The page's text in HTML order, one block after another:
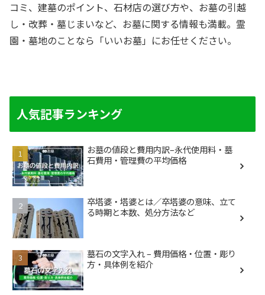
コミ、建墓のポイント、石材店の選び方や、お墓の引越
し・改葬・墓じまいなど、お墓に関する情報も満載。霊
園・墓地のことなら「いいお墓」にお任せください。
人気記事ランキング
お墓の値段と費用内訳–永代使用料・墓
石費用・管理費の平均価格
卒塔婆・塔婆とは／卒塔婆の意味、立て
る時期と本数、処分方法など
墓石の文字入れ – 費用価格・位置・彫り
方・具体例を紹介